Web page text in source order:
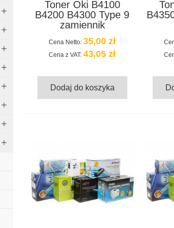
Toner Oki B4100
B4200 B4300 Type 9
zamiennik
Cena Netto: 35,00 zł
Cena z VAT:43,05 zł
Dodaj do koszyka